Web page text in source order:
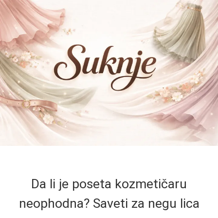
Da li je poseta kozmetičaru
neophodna? Saveti za negu lica